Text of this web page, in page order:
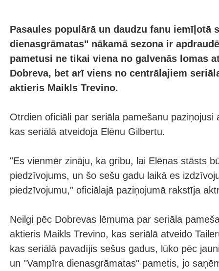
Pasaules populārā un daudzu fanu iemīļotā
dienasgrāmatas" nākamā sezona ir
pametusi ne tikai viena no galvenās lomas
Dobreva, bet arī viens no centrālajiem
aktieris Maikls Trevino.
Otrdien oficiāli par seriāla pamešanu paziņojusi
kas seriālā atveidoja Elēnu Gilbertu.
"Es vienmēr zināju, ka gribu, lai Elēnas stāsts
piedzīvojums, un šo sešu gadu laikā es
piedzīvojumu," oficiālajā paziņojumā rakstīja
Neilgi pēc Dobrevas lēmuma par seriāla
aktieris Maikls Trevino, kas seriālā atveido
kas seriālā pavadījis sešus gadus, lūko pēc
un "Vampīra dienasgrāmatas" pametis, jo